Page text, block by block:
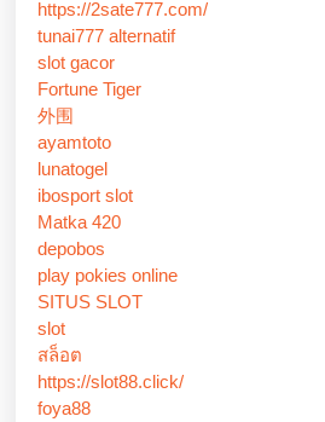
https://2sate777.com/
tunai777 alternatif
slot gacor
Fortune Tiger
外围
ayamtoto
lunatogel
ibosport slot
Matka 420
depobos
play pokies online
SITUS SLOT
slot
สล็อต
https://slot88.click/
foya88